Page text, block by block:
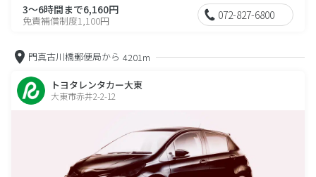
3～6時間まで6,160円
免責補償制度1,100円 072-827-6800
門真古川橋郵便局から 4201m
トヨタレンタカー大東
大東市赤井2-2-12